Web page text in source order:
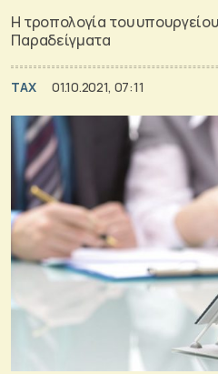
Η τροπολογία του
Παραδείγματα
TAX 01.10.2021, 07:11